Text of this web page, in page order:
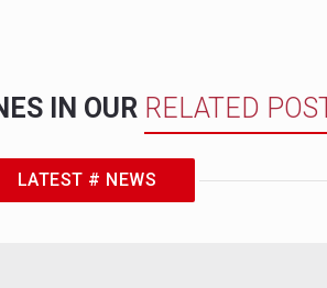
IN OUR RELATED
LATEST # NEWS